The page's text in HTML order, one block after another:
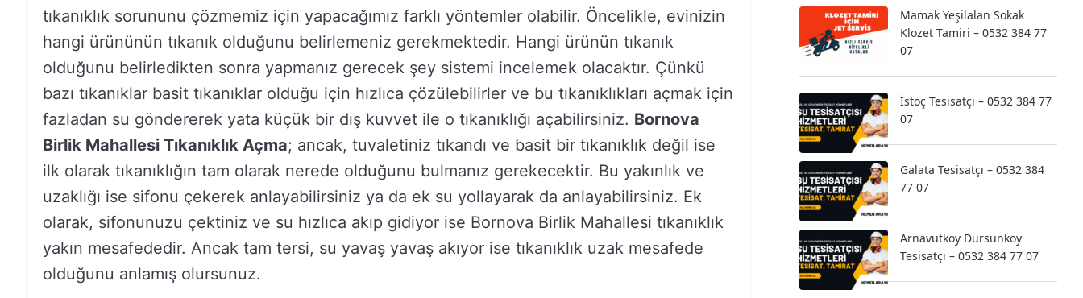
tıkanıklık sorununu çözmemiz için yapacağımız farklı yöntemler olabilir. Öncelikle, evinizin
hangi ürününün tıkanık olduğunu belirlemeniz gerekmektedir. Hangi ürünün tıkanık
olduğunu belirledikten sonra yapmanız gerecek şey sistemi incelemek olacaktır. Çünkü
bazı tıkanıklar basit tıkanıklar olduğu için hızlıca çözülebilirler ve bu tıkanıklıkları açmak için
fazladan su göndererek yata küçük bir dış kuvvet ile o tıkanıklığı açabilirsiniz. Bornova
Birlik Mahallesi Tıkanıklık Açma; ancak, tuvaletiniz tıkandı ve basit bir tıkanıklık değil ise
ilk olarak tıkanıklığın tam olarak nerede olduğunu bulmanız gerekecektir. Bu yakınlık ve
uzaklığı ise sifonu çekerek anlayabilirsiniz ya da ek su yollayarak da anlayabilirsiniz. Ek
olarak, sifonunuzu çektiniz ve su hızlıca akıp gidiyor ise Bornova Birlik Mahallesi tıkanıklık
yakın mesafededir. Ancak tam tersi, su yavaş yavaş akıyor ise tıkanıklık uzak mesafede
olduğunu anlamış olursunuz.
Mamak Yeşilalan Sokak
Klozet Tamiri – 0532 384 77
07
İstoç Tesisatçı – 0532 384 77
07
Galata Tesisatçı – 0532 384
77 07
Arnavutköy Dursunköy
Tesisatçı – 0532 384 77 07